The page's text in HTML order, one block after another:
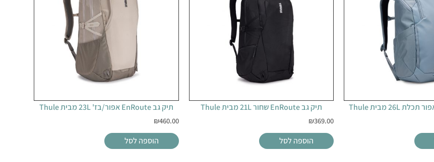
תיק גב EnRoute שחור 21L מבית Thule
₪369.00
הוספה לסל
תיק גב EnRoute אפור/בז' 23L מבית Thule
₪460.00
הוספה לסל